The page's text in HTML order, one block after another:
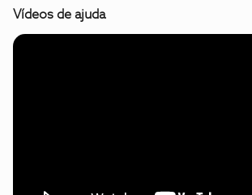
Vídeos de ajuda